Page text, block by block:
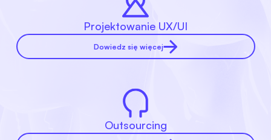
Projektowanie UX/UI
Dowiedz się więcej
Outsourcing